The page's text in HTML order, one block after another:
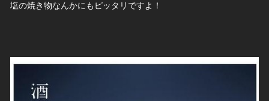
塩の焼き物なんかにもピッタリですよ！